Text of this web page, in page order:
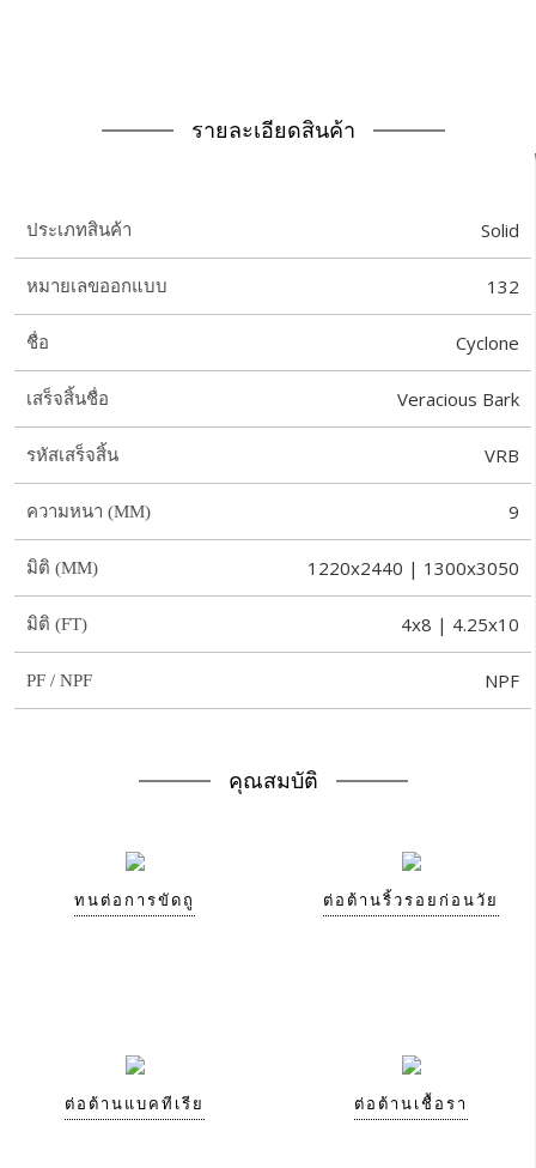
รายละเอียดสินค้า
ประเภทสินค้า Solid
หมายเลขออกแบบ 132
ชื่อ Cyclone
เสร็จสิ้นชื่อ Veracious Bark
รหัสเสร็จสิ้น VRB
ความหนา (MM) 9
มิติ (MM) 1220x2440 | 1300x3050
มิติ (FT) 4x8 | 4.25x10
PF / NPF NPF
คุณสมบัติ
ทนต่อการขัดถู ต่อต้านริ้วรอยก่อนวัย
ต่อต้านแบคทีเรีย ต่อต้านเชื้อรา